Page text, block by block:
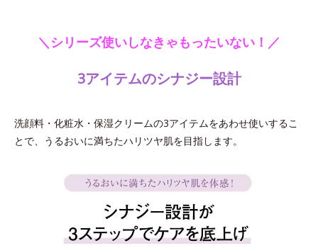
＼シリーズ使いしなきゃもったいない！／
3アイテムのシナジー設計
洗顔料・化粧水・保湿クリームの3アイテムをあわせ使いするこ
とで、うるおいに満ちたハリツヤ肌を目指します。